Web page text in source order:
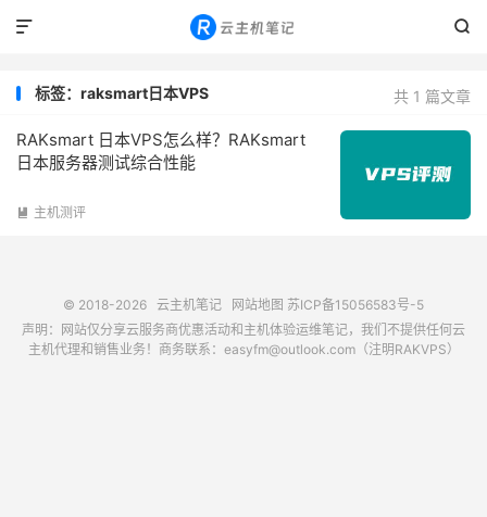


共 1 篇文章
标签：raksmart日本VPS
RAKsmart 日本VPS怎么样？RAKsmart
日本服务器测试综合性能
 主机测评
© 2018-2026 云主机笔记 网站地图 苏ICP备15056583号-5
声明：网站仅分享云服务商优惠活动和主机体验运维笔记，我们不提供任何云
主机代理和销售业务！商务联系：easyfm@outlook.com（注明RAKVPS）